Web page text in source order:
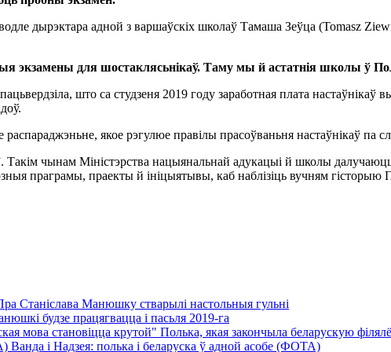
дырэктара адной з варшаўскіх школаў Тамаша Зеўца (Tomasz
экзамены для шостаклясьнікаў. Таму мы й астатнія школы ў
што са студзеня 2019 году заработная плата настаўнікаў
якое рэгулюе правілы прасоўваньня настаўнікаў па
чынам Міністэрства нацыянальнай адукацыі й школы
праграмы, праекты й ініцыятывы, каб наблізіць вучням
Станіслава Манюшку стварылі настольныя гульні
будзе працягвацца і пасьля 2019-га
Полька, якая закончыла беларускую
Ванда і Надзея: полька і беларуска ў адной асобе (ФОТА)